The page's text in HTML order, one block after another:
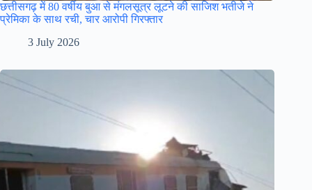
छत्तीसगढ़ में 80 वर्षीय बुआ से मंगलसूत्र लूटने की साजिश भतीजे ने
प्रेमिका के साथ रची, चार आरोपी गिरफ्तार
3 July 2026